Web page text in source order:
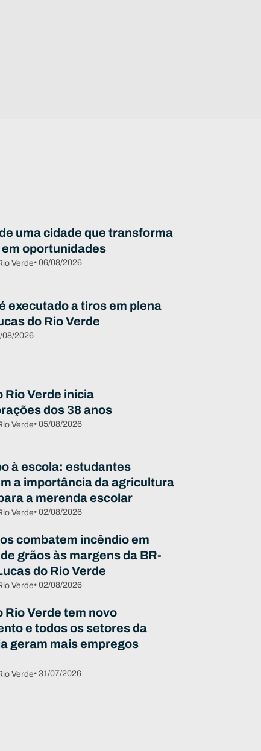
uma cidade que transforma
oportunidades
Verde• 06/08/2026
executado a tiros em plena
do Rio Verde
08/2026
Rio Verde inicia
dos 38 anos
Verde• 05/08/2026
à escola: estudantes
a importância da agricultura
a merenda escolar
Verde• 02/08/2026
combatem incêndio em
grãos às margens da BR-
do Rio Verde
Verde• 02/08/2026
Rio Verde tem novo
e todos os setores da
geram mais empregos
Verde• 31/07/2026